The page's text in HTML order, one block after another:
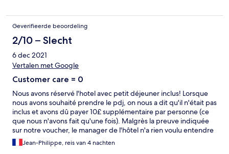
Geverifieerde beoordeling
2/10 – Slecht
6 dec 2021
Vertalen met Google
Customer care = 0
Nous avons réservé l'hotel avec petit déjeuner inclus! Lorsque
nous avons souhaité prendre le pdj, on nous a dit qu'il n'était pas
inclus et avons dû payer 10£ supplémentaire par personne (ce
que nous n'avons fait qu'une fois). Malgrès la preuve indiquée
sur notre voucher, le manager de l'hôtel n'a rien voulu entendre
et nous a chargé la CC. Pire, lrisque nous lui avons demandé de
régler cela vace le site de reservation Hotel.com, il nous a
Jean-Philippe, reis van 4 nachten